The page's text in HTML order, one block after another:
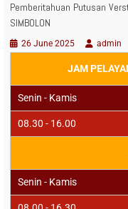
Pemberitahuan Putusan
SIMBOLON
26 June 2025 admin
JAM
Senin - Kamis
08.30 - 16.00
Senin - Kamis